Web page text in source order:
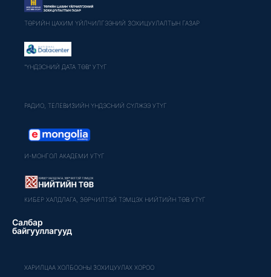
ТӨРИЙН ЦАХИМ ҮЙЛЧИЛГЭЭНИЙ ЗОХИЦУУЛАЛТЫН ГАЗАР
"ҮНДЭСНИЙ ДАТА ТӨВ" УТҮГ
РАДИО, ТЕЛЕВИЗИЙН ҮНДЭСНИЙ СҮЛЖЭЭ УТҮГ
И-МОНГОЛ АКАДЕМИ УТҮГ
КИБЕР ХАЛДЛАГА, ЗӨРЧИЛТЭЙ ТЭМЦЭХ НИЙТИЙН ТӨВ УТҮГ
Салбар
байгууллагууд
ХАРИЛЦАА ХОЛБООНЫ ЗОХИЦУУЛАХ ХОРОО